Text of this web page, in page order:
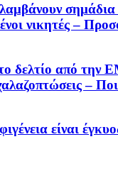
νικητές –
δελτίο από την
–
είναι